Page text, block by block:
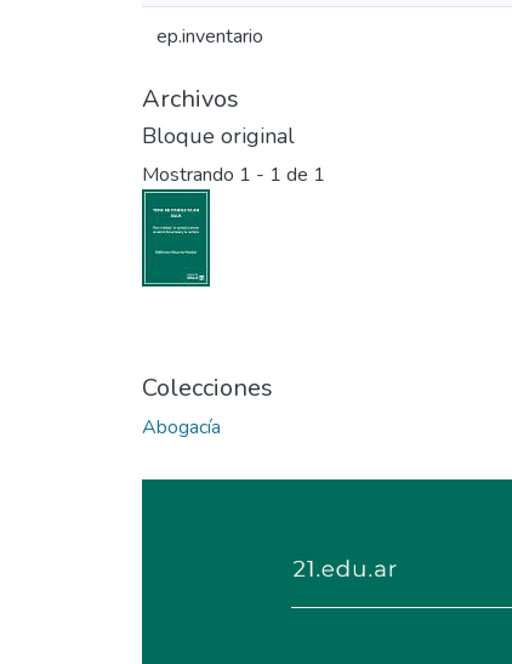
ep.inventario
Archivos
Bloque original
Mostrando 1 - 1 de 1
Colecciones
Abogacía